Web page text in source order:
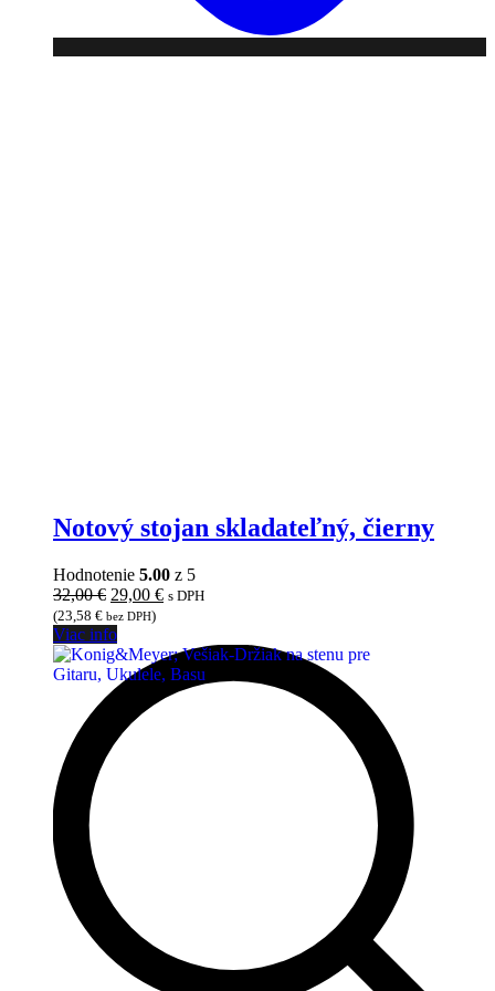
Notový stojan skladateľný, čierny
Hodnotenie 5.00 z 5
32,00€ Pôvodná
cena
bola:
32,00 €.
29,00 €Aktuálna
29,00 €.
s DPH
(23,58 € bez DPH)
Viac info